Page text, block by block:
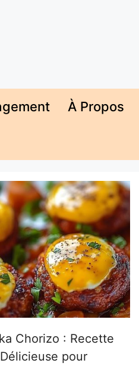
À Propos
Chorizo : Recette
pour